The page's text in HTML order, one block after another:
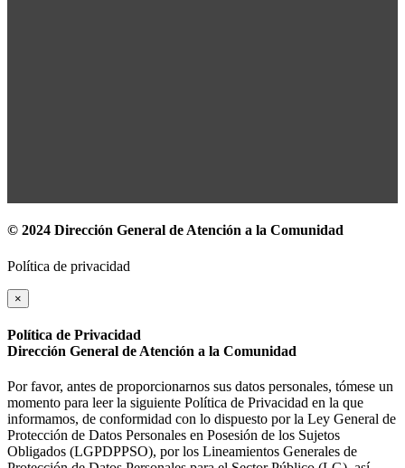
© 2024 Dirección General de Atención a la Comunidad
Política de privacidad
×
Política de Privacidad
Dirección General de Atención a la Comunidad
Por favor, antes de proporcionarnos sus datos personales, tómese un
momento para leer la siguiente Política de Privacidad en la que
informamos, de conformidad con lo dispuesto por la Ley General de
Protección de Datos Personales en Posesión de los Sujetos
Obligados (LGPDPPSO), por los Lineamientos Generales de